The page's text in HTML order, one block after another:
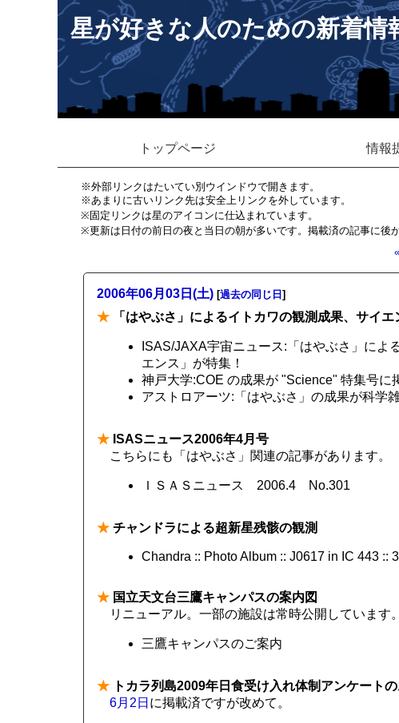
星が好きな人のための新着情
トップページ 情報
※外部リンクはたいてい別ウインドウで開きます。
※あまりに古いリンク先は安全上リンクを外しています。
※固定リンクは星のアイコンに仕込まれています。
※更新は日付の前日の夜と当日の朝が多いです。掲載済の記事に後
2006年06月03日(土) [過去の同じ日 ]
★ 「はやぶさ」によるイトカワの観測成果、サイ
ISAS/JAXA宇宙ニュース:「はやぶさ」によ
エンス」が特集！
神戸大学:COE の成果が "Science" 特集号に
アストロアーツ:「はやぶさ」の成果が科学
★ ISASニュース2006年4月号
こちらにも「はやぶさ」関連の記事があります。
ＩＳＡＳニュース 2006.4 No.301
★ チャンドラによる超新星残骸の観測
Chandra :: Photo Album :: J0617 in IC 443 ::
★ 国立天文台三鷹キャンパスの案内図
リニューアル。一部の施設は常時公開しています。
三鷹キャンパスのご案内
★ トカラ列島2009年日食受け入れ体制アンケート
6月2日 に掲載済ですが改めて。